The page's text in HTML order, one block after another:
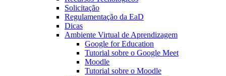
Solicitação
Regulamentação da EaD
Dicas
Ambiente Virtual de Aprendizagem
Google for Education
Tutorial sobre o Google Meet
Moodle
Tutorial sobre o Moodle